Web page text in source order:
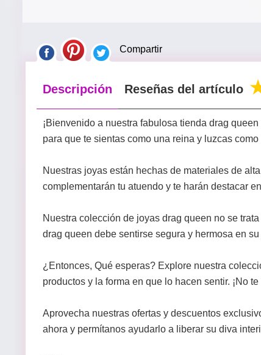
Compartir
Descripción Reseñas del artículo
¡Bienvenido a nuestra fabulosa tienda drag
para que te sientas como una reina y luzcas
Nuestras joyas están hechas de materiales de
complementarán tu atuendo y te harán destacar
Nuestra colección de joyas drag queen no se
drag queen debe sentirse segura y hermosa en
¿Entonces, Qué esperas? Explore nuestra
productos y la forma en que lo hacen sentir. ¡No
Aprovecha nuestras ofertas y descuentos
ahora y permítanos ayudarlo a liberar su diva